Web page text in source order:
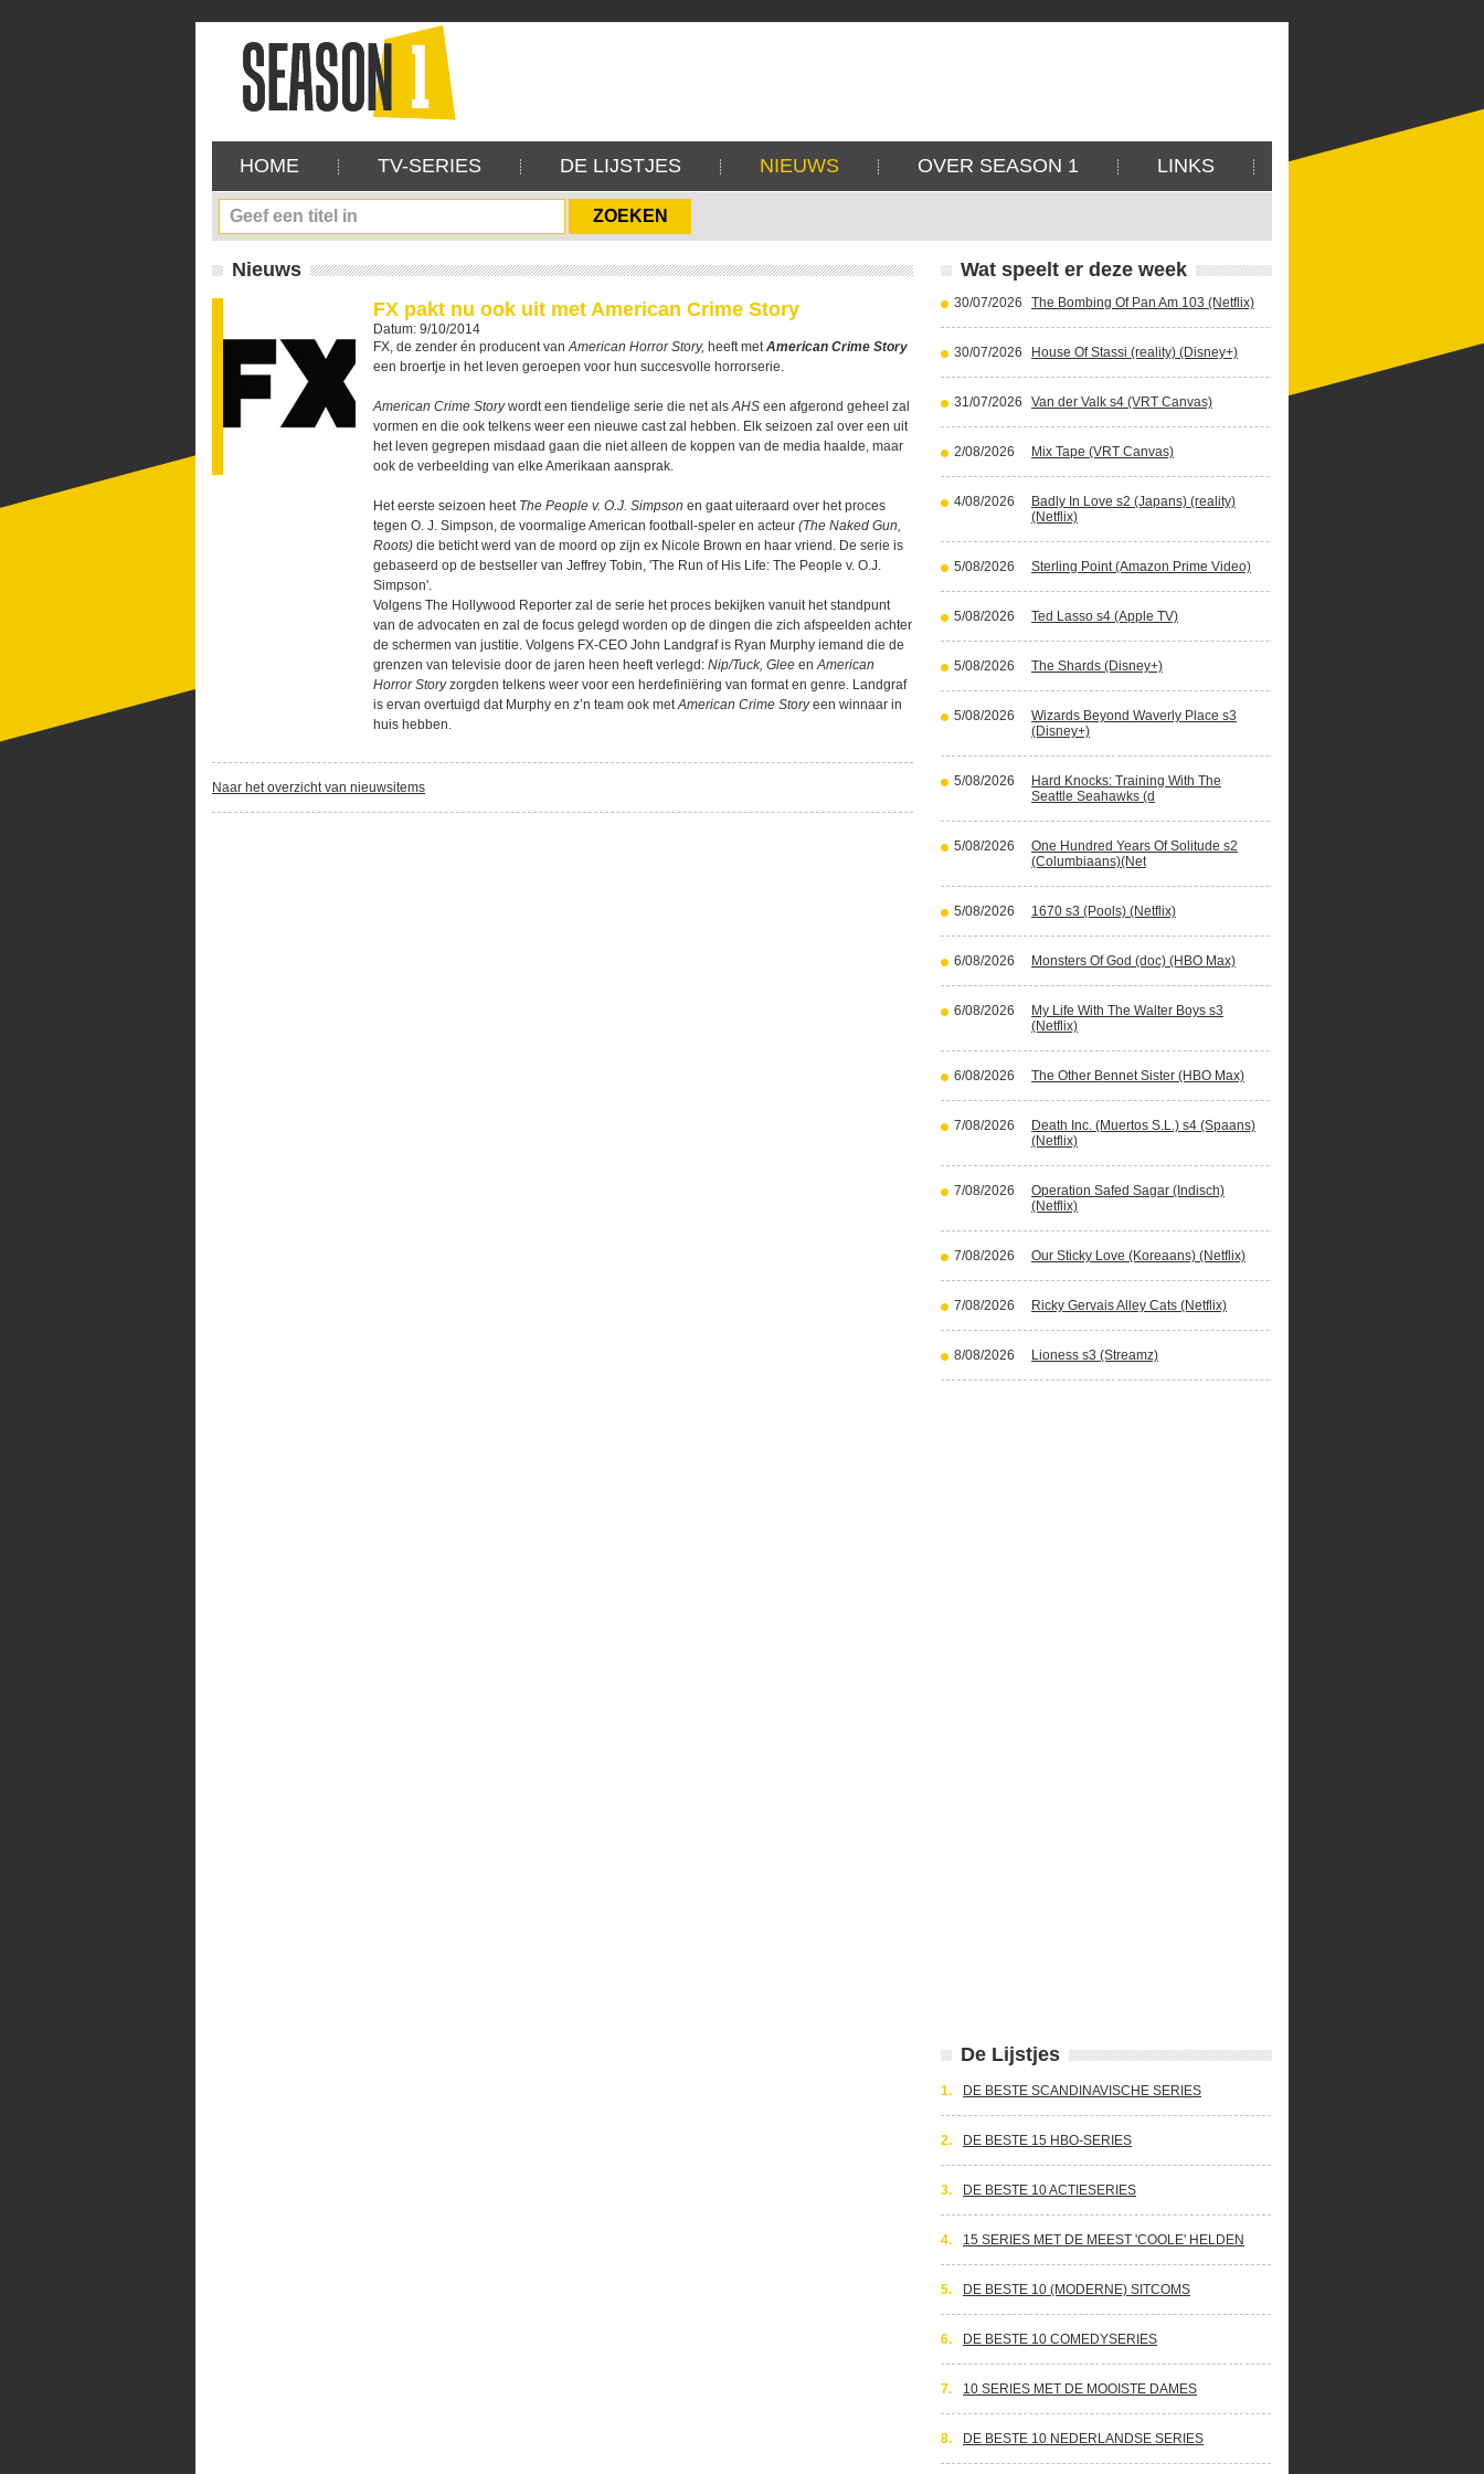
HOME TV-SERIES DE LIJSTJES NIEUWS OVER SEASON 1 LINKS
Nieuws
FX pakt nu ook uit met American Crime Story
Datum: 9/10/2014
FX, de zender én producent vanAmerican Horror Story, heeft metAmerican Crime Story
een broertje in het leven geroepen voor hun succesvolle horrorserie.
American Crime Storywordt een tiendelige serie die net alsAHS een afgerond geheel zal
vormen en die ook telkens weer een nieuwe cast zal hebben. Elk seizoen zal over een uit
het leven gegrepen misdaad gaan die niet alleen de koppen van de media haalde, maar
ook de verbeelding van elke Amerikaan aansprak.
Het eerste seizoen heet The People v. O.J. Simpson en gaat uiteraard over het proces
tegen O. J. Simpson, de voormalige American football-speler en acteur (The Naked Gun,
Roots) die beticht werd van de moord op zijn ex Nicole Brown en haar vriend. De serie is
gebaseerd op de bestseller van Jeffrey Tobin, 'The Run of His Life: The People v. O.J.
Simpson'.
Volgens The Hollywood Reporter zal de serie het proces bekijken vanuit het standpunt
van de advocaten en zal de focus gelegd worden op de dingen die zich afspeelden achter
de schermen van justitie. Volgens FX-CEO John Landgraf is Ryan Murphy iemand die de
grenzen van televisie door de jaren heen heeft verlegd: Nip/Tuck, Glee enAmerican
Horror Storyzorgden telkens weer voor een herdefiniëring van format en genre. Landgraf
is ervan overtuigd dat Murphy en z’n team ook metAmerican Crime Storyeen winnaar in
huis hebben.
Naar het overzicht van nieuwsitems
Wat speelt er deze week
30/07/2026 The Bombing Of Pan Am 103 (Netflix)
30/07/2026 House Of Stassi (reality) (Disney+)
31/07/2026 Van der Valk s4 (VRT Canvas)
2/08/2026 Mix Tape (VRT Canvas)
4/08/2026
Badly In Love s2 (Japans) (reality)
(Netflix)
5/08/2026 Sterling Point (Amazon Prime Video)
5/08/2026 Ted Lasso s4 (Apple TV)
5/08/2026 The Shards (Disney+)
5/08/2026
Wizards Beyond Waverly Place s3
(Disney+)
5/08/2026
Hard Knocks: Training With The
Seattle Seahawks (d
5/08/2026
One Hundred Years Of Solitude s2
(Columbiaans)(Net
5/08/2026 1670 s3 (Pools) (Netflix)
6/08/2026 Monsters Of God (doc) (HBO Max)
6/08/2026
My Life With The Walter Boys s3
(Netflix)
6/08/2026 The Other Bennet Sister (HBO Max)
7/08/2026
Death Inc. (Muertos S.L.) s4 (Spaans)
(Netflix)
7/08/2026
Operation Safed Sagar (Indisch)
(Netflix)
7/08/2026 Our Sticky Love (Koreaans) (Netflix)
7/08/2026 Ricky Gervais Alley Cats (Netflix)
8/08/2026 Lioness s3 (Streamz)
De Lijstjes
1. DE BESTE SCANDINAVISCHE SERIES
2. DE BESTE 15 HBO-SERIES
3. DE BESTE 10 ACTIESERIES
4. 15 SERIES MET DE MEEST 'COOLE' HELDEN
5. DE BESTE 10 (MODERNE) SITCOMS
6. DE BESTE 10 COMEDYSERIES
7. 10 SERIES MET DE MOOISTE DAMES
8. DE BESTE 10 NEDERLANDSE SERIES